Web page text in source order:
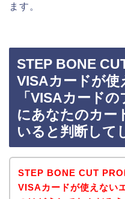
ます。
STEP BONE
VISAカードが使
「VISAカード
にあなたのカー
いると判断して
STEP BONE CUT
VISAカードが使えない